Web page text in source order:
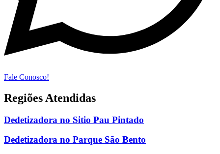
Fale Conosco!
Regiões Atendidas
Dedetizadora no Sitio Pau Pintado
Dedetizadora no Parque São Bento